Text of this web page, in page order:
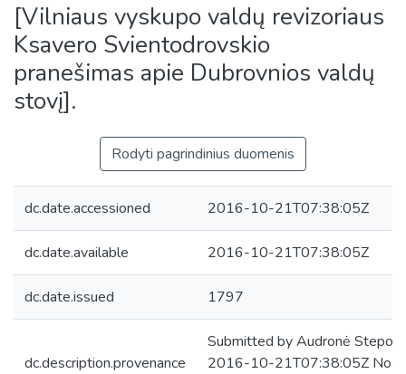
[Vilniaus vyskupo valdų revizoriaus
Ksavero Svientodrovskio
pranešimas apie Dubrovnios valdų
stovį].
Rodyti pagrindinius duomenis
dc.date.accessioned 2016-10-21T07:38:05Z
dc.date.available 2016-10-21T07:38:05Z
dc.date.issued 1797
dc.description.provenance
Submitted by Audronė
2016-10-21T07:38:05Z No.